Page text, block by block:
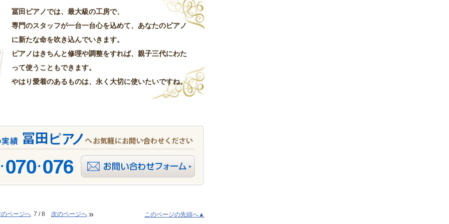
冨田ピアノでは、最大級の工房で、
専門のスタッフが一台一台心を込めて、あなたのピアノ
に新たな命を吹き込んでいきます。
ピアノはきちんと修理や調整をすれば、親子三代にわた
って使うこともできます。
やはり愛着のあるものは、永く大切に使いたいですね。
ページへ 7 / 8 次のページへ » このページの先頭へ▲